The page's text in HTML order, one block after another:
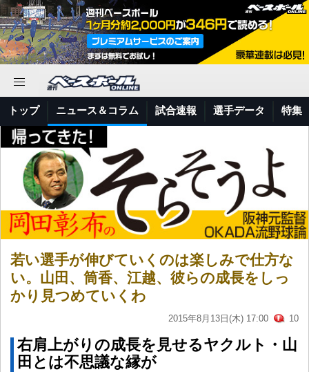
トップ ニュース＆コラム 試合速報 選手データ 特集
若い選手が伸びていくのは楽しみで仕方な
い。山田、筒香、江越、彼らの成長をしっ
かり見つめていくわ
2015年8月13日(木) 17:00 10
右肩上がりの成長を見せるヤクルト・山
田とは不思議な縁が